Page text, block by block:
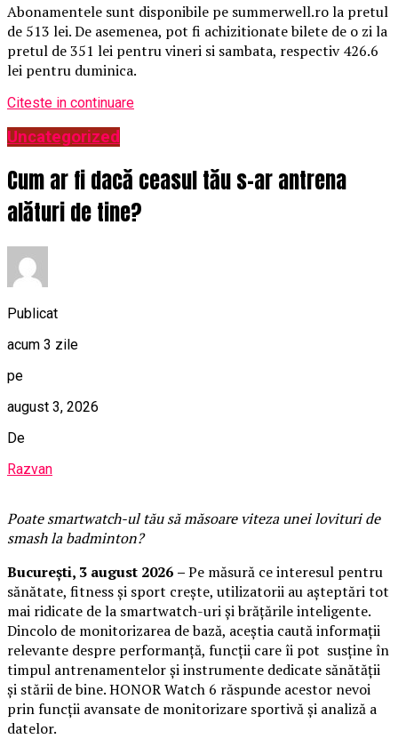
Abonamentele sunt disponibile pe summerwell.ro la pretul
de 513 lei. De asemenea, pot fi achizitionate bilete de o zi la
pretul de 351 lei pentru vineri si sambata, respectiv 426.6
lei pentru duminica.
Citeste in continuare
Uncategorized
Cum ar fi dacă ceasul tău s-ar antrena
alături de tine?
Publicat
acum 3 zile
pe
august 3, 2026
De
Razvan
Poate smartwatch-ul tăusă măsoare viteza unei lovituri de
smash la badminton?
București, 3 august 2026 –Pe măsură ce interesul pentru
sănătate, fitness și sport crește, utilizatorii au așteptări tot
mai ridicate de la smartwatch-uri și brățările inteligente.
Dincolo de monitorizarea de bază, aceștia caută informații
relevante despre performanță, funcții care îi pot susține în
timpul antrenamentelor și instrumente dedicate sănătății
și stării de bine. HONOR Watch 6 răspunde acestor nevoi
prin funcții avansate de monitorizare sportivă și analiză a
datelor.